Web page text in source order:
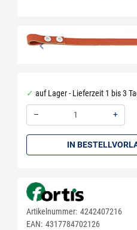
auf Lager - Lieferzeit 1 bis 3
–
+
IN
Artikelnummer: 4242407216
EAN: 4317784702126